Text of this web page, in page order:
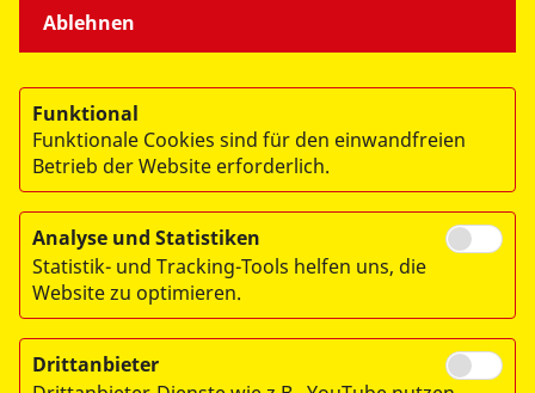
© 2026 ASB-Landesverband Brandenburg e.V.
Ablehnen
Funktional
Funktionale Cookies sind für den einwandfreien
Betrieb der Website erforderlich.
Analyse und Statistiken
Statistik- und Tracking-Tools helfen uns, die
Website zu optimieren.
Drittanbieter